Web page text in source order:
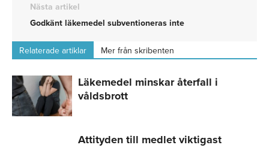
Nästa artikel
Godkänt läkemedel subventioneras inte
Relaterade artiklar Mer från skribenten
Läkemedel minskar återfall i
våldsbrott
Attityden till medlet viktigast